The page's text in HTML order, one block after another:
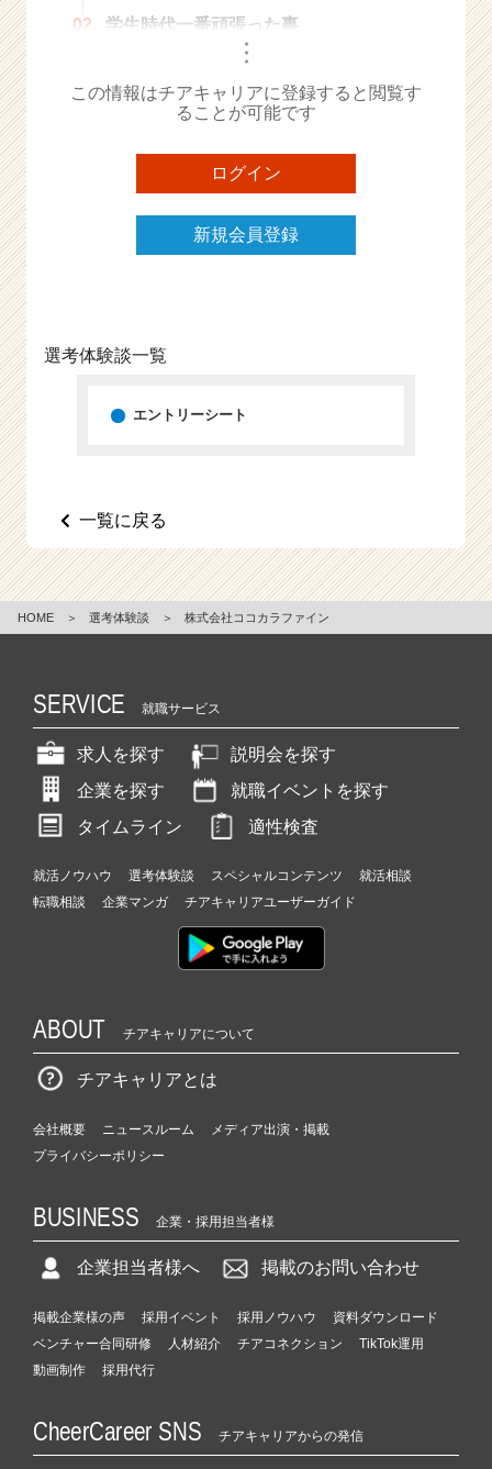
a
e
r）
02.
学生時代一番頑張った事
・・・
この情報はチアキャリアに登録すると閲覧す
ることが可能です
ログイン
新規会員登録
選考体験談一覧
エントリーシート
一覧に戻る
HOME ＞ 選考体験談 ＞ 株式会社ココカラファイン
SERVICE 就職サービス
求人を探す
説明会を探す
企業を探す
就職イベントを探す
タイムライン
適性検査
就活ノウハウ 選考体験談 スペシャルコンテンツ
就活相談
転職相談
企業マンガ チアキャリアユーザーガイド
ABOUT チアキャリアについて
チアキャリアとは
会社概要 ニュースルーム
メディア出演・掲載
プライバシーポリシー
BUSINESS 企業・採用担当者様
企業担当者様へ 掲載のお問い合わせ
掲載企業様の声 採用イベント 採用ノウハウ
資料ダウンロード
ベンチャー合同研修
人材紹介 チアコネクション
TikTok運用
動画制作
採用代行
CheerCareer SNS チアキャリアからの発信